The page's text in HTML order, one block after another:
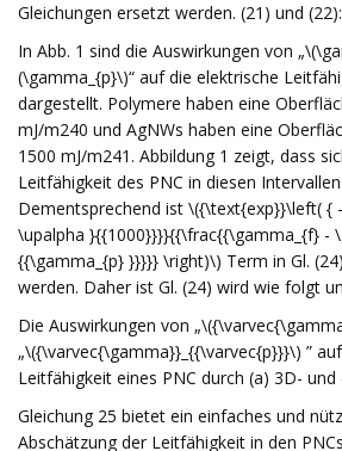
Gleichungen ersetzt werden. (21) und (22):
In Abb. 1 sind die Auswirkungen von
(\gamma_{p}\)“ auf die elektrische
dargestellt. Polymere haben eine
mJ/m240 und AgNWs haben eine
1500 mJ/m241. Abbildung 1 zeigt, dass
Leitfähigkeit des PNC in diesen
Dementsprechend ist \({\text{exp}}\left( {
\upalpha }{{1000}}}}{{\frac{{\gamma_{f} -
{{\gamma_{p} }}}}} \right)\) Term in Gl.
werden. Daher ist Gl. (24) wird wie folgt
Die Auswirkungen von
„\({\varvec{\gamma}}_{{\varvec{p}}}\) ”
Leitfähigkeit eines PNC durch (a) 3D-
Gleichung 25 bietet ein einfaches und
Abschätzung der Leitfähigkeit in den